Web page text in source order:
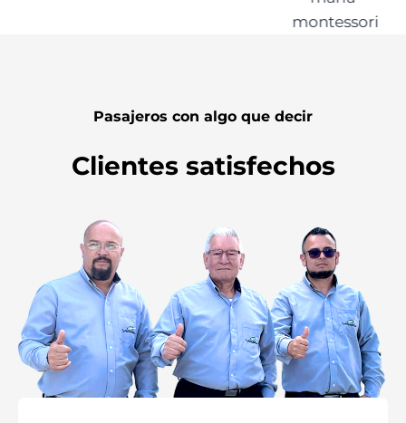
Pasajeros con algo que decir
Clientes satisfechos